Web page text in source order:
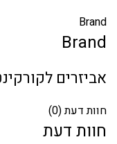
Brand
Brand
אביזרים
חוות דעת (0)
חוות דעת